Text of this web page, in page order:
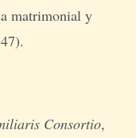
matrimonial y
Consortio,